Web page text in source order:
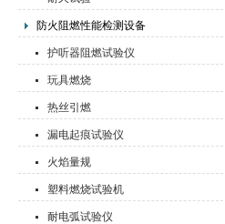
防火阻燃性能检测设备
护听器阻燃试验仪
玩具燃烧
热丝引燃
漏电起痕试验仪
火焰量规
塑料燃烧试验机
耐电弧试验仪